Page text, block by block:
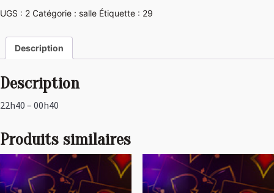
UGS : 2 Catégorie : salle Étiquette : 29
Description
Description
22h40 – 00h40
Produits similaires